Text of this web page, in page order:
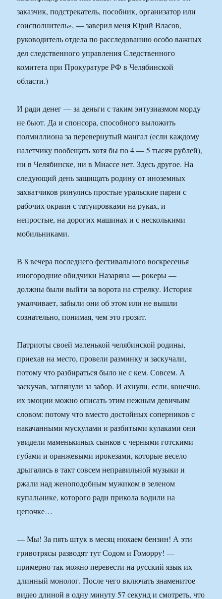
заказчик, подстрекатель, пособник, организатор или
соисполнитель», — заверил меня Юрий Власов,
руководитель отдела по расследованию особо важных
дел следственного управления Следственного
комитета при Прокуратуре РФ в Челябинской
области.)
И ради денег — за деньги с таким энтузиазмом морду
не бьют. Да и спонсора, способного выложить
полмиллиона за перевернутый мангал (если каждому
налетчику пообещать хотя бы по 4 — 5 тысяч рублей),
ни в Челябинске, ни в Миассе нет. Здесь другое. На
следующий день защищать родину от иноземных
захватчиков ринулись простые уральские парни с
рабочих окраин с татуировками на руках, и
непростые, на дорогих машинах и с несколькими
мобильниками.
В 8 вечера последнего фестивального воскресенья
иногородние обидчики Назаряна — рокеры —
должны были выйти за ворота на стрелку. История
умалчивает, забыли они об этом или не вышли
сознательно, понимая, чем это грозит.
Патриоты своей маленькой челябинской родины,
приехав на место, провели разминку и заскучали,
потому что разбираться было не с кем. Совсем. А
заскучав, заглянули за забор. И ахнули, если, конечно,
их эмоции можно описать этим нежным девичьим
словом: потому что вместо достойных соперников с
накачанными мускулами и разбитыми кулаками они
увидели маменькиных сынков с черными готскими
губами и оранжевыми ирокезами, которые весело
дрыгались в такт совсем неправильной музыки и
ржали над женоподобным мужиком в зеленом
купальнике, которого ради прикола водили на
цепочке…
— Мы! За пять штук в месяц нюхаем бензин! А эти
гривотрясы разводят тут Содом и Гоморру! —
примерно так можно перевести на русский язык их
длинный монолог. После чего включать знаменитое
видео длиной в одну минуту 57 секунд и смотреть, что